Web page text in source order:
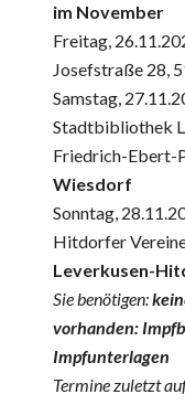
im November
Freitag,
Josefstraße 28,
Samstag,
Stadtbibliothek
Friedrich-Ebert-
Wiesdorf
Sonntag,
Hitdorfer
Leverkusen-
Sie benötigen:
vorhanden:
Impfunterlagen
Termine zuletzt